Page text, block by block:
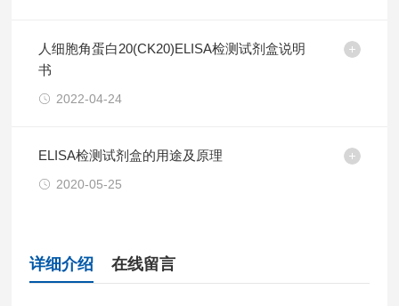
人细胞角蛋白20(CK20)ELISA检测试剂盒说明
书
2022-04-24
ELISA检测试剂盒的用途及原理
2020-05-25
详细介绍 在线留言